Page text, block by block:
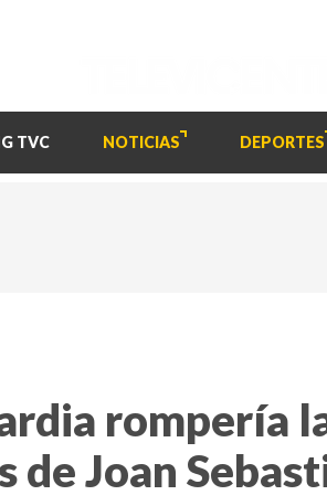
TVC NOTICIAS DEPORTES
rompería
de Joan